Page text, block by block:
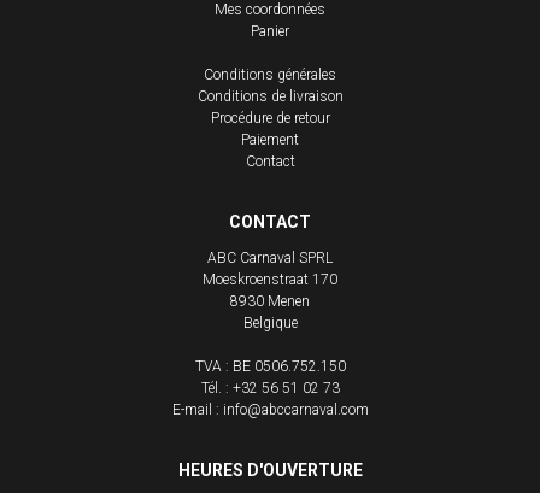
Mes coordonnées
Panier
Conditions générales
Conditions de livraison
Procédure de retour
Paiement
Contact
CONTACT
ABC Carnaval SPRL
Moeskroenstraat 170
8930 Menen
Belgique
TVA : BE 0506.752.150
Tél. : +32 56 51 02 73
E-mail : info@abccarnaval.com
HEURES D'OUVERTURE